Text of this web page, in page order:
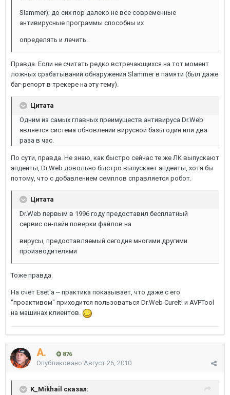
Slammer); до сих пор далеко не все современные
антивирусные программы способны их
определять и лечить.
Правда. Если не считать редко встречающихся на тот момент
ложных срабатываний обнаружения Slammer в памяти (был даже
баг-репорт в трекере на эту тему).
Цитата
Одним из самых главных преимуществ антивируса Dr.Web
является система обновлений вирусной базы один или два
раза в час.
По сути, правда. Не знаю, как быстро сейчас те же ЛК выпускают
апдейты, Dr.Web довольно быстро выпускает апдейты, хотя бы
потому, что с добавлением семплов справляется робот.
Цитата
Dr.Web первым в 1996 году предоставил бесплатный
сервис он-лайн поверки файлов на
вирусы, предоставляемый сегодня многими другими
производителями
Тоже правда.
На счёт Eset'а -- практика показывает, что даже с его
"проактивом" приходится пользоваться Dr.Web CureIt! и AVPTool
на машинах клиентов.
A. 876
Опубликовано Август 26, 2010
K_Mikhail сказал: